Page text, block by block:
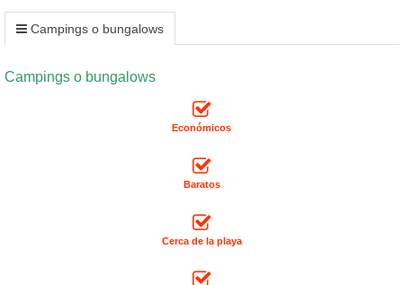
Campings o bungalows
Campings o bungalows
Económicos
Baratos
Cerca de la playa